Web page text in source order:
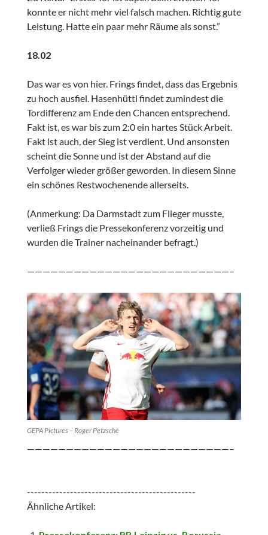
konnte er nicht mehr viel falsch machen. Richtig gute
Leistung. Hatte ein paar mehr Räume als sonst.”
18.02
Das war es von hier. Frings findet, dass das Ergebnis
zu hoch ausfiel. Hasenhüttl findet zumindest die
Tordifferenz am Ende den Chancen entsprechend.
Fakt ist, es war bis zum 2:0 ein hartes Stück Arbeit.
Fakt ist auch, der Sieg ist verdient. Und ansonsten
scheint die Sonne und ist der Abstand auf die
Verfolger wieder größer geworden. In diesem Sinne
ein schönes Restwochenende allerseits.
(Anmerkung: Da Darmstadt zum Flieger musste,
verließ Frings die Pressekonferenz vorzeitig und
wurden die Trainer nacheinander befragt.)
——————————————————————————–
GEPA Pictures – Roger Petzsche
——————————————————————————–
-----------------------------------------------
Ähnliche Artikel: